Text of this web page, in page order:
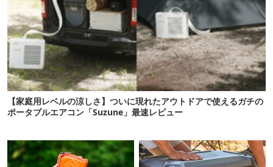
【家庭用レベルの涼しさ】ついに現れたアウトドアで使えるガチの
ポータブルエアコン「Suzune」最速レビュー